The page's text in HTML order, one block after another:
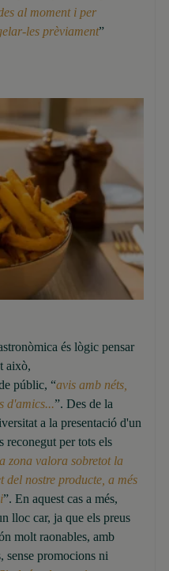
al moment i per
les prèviament”
és lògic pensar
això,
públic, “avis amb néts,
d'amics...”. Des de la
a la presentació d'un
reconegut per tots els
zona valora sobretot la
nostre producte, a més
”. En aquest cas a més,
lloc car, ja que els preus
molt raonables, amb
sense promocions ni